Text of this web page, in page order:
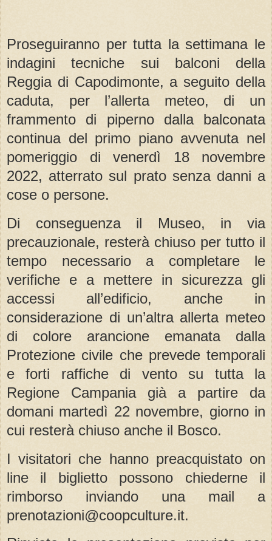
Proseguiranno per tutta la settimana le
indagini tecniche sui balconi della
Reggia di Capodimonte, a seguito della
caduta, per l’allerta meteo, di un
frammento di piperno dalla balconata
continua del primo piano avvenuta nel
pomeriggio di venerdì 18 novembre
2022, atterrato sul prato senza danni a
cose o persone.
Di conseguenza il Museo, in via
precauzionale, resterà chiuso per tutto il
tempo necessario a completare le
verifiche e a mettere in sicurezza gli
accessi all’edificio, anche in
considerazione di un’altra allerta meteo
di colore arancione emanata dalla
Protezione civile che prevede temporali
e forti raffiche di vento su tutta la
Regione Campania già a partire da
domani martedì 22 novembre, giorno in
cui resterà chiuso anche il Bosco.
I visitatori che hanno preacquistato on
line il biglietto possono chiederne il
rimborso inviando una mail a
prenotazioni@coopculture.it.